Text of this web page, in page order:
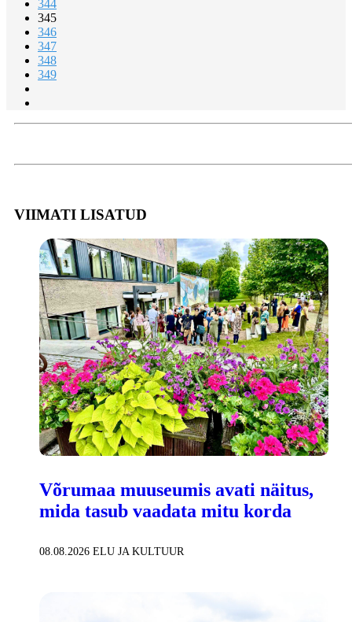
344
345
346
347
348
349
VIIMATI LISATUD
Võrumaa muuseumis avati näitus,
mida tasub vaadata mitu korda
08.08.2026 ELU JA KULTUUR